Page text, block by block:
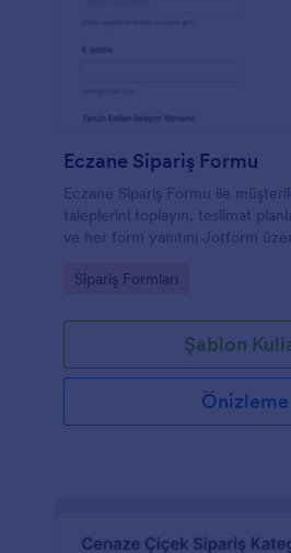
Eczane Sipariş Formu
Eczane Sipariş Formu ile
taleplerini toplayın, teslimat
ve her form yanıtını Jotform
Go to Category:
Sipariş Formları
Şablon
Önizleme